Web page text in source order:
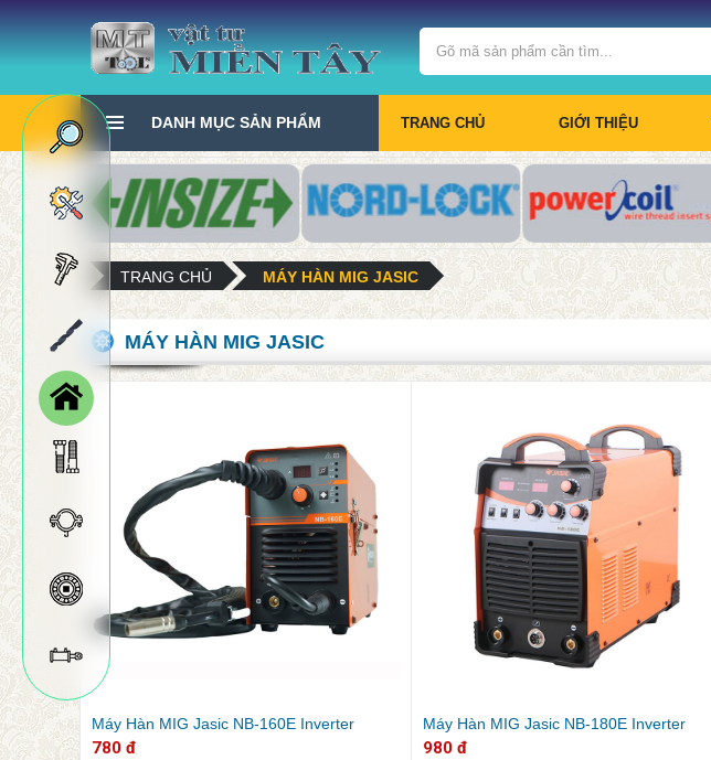
DANH MỤC SẢN PHẨM TRANG CHỦ GIỚI THIỆU
TRANG CHỦ MÁY HÀN MIG JASIC
MÁY HÀN MIG JASIC
Máy Hàn MIG Jasic NB-160E Inverter
780 đ
Máy Hàn MIG Jasic NB-180E Inverter
980 đ